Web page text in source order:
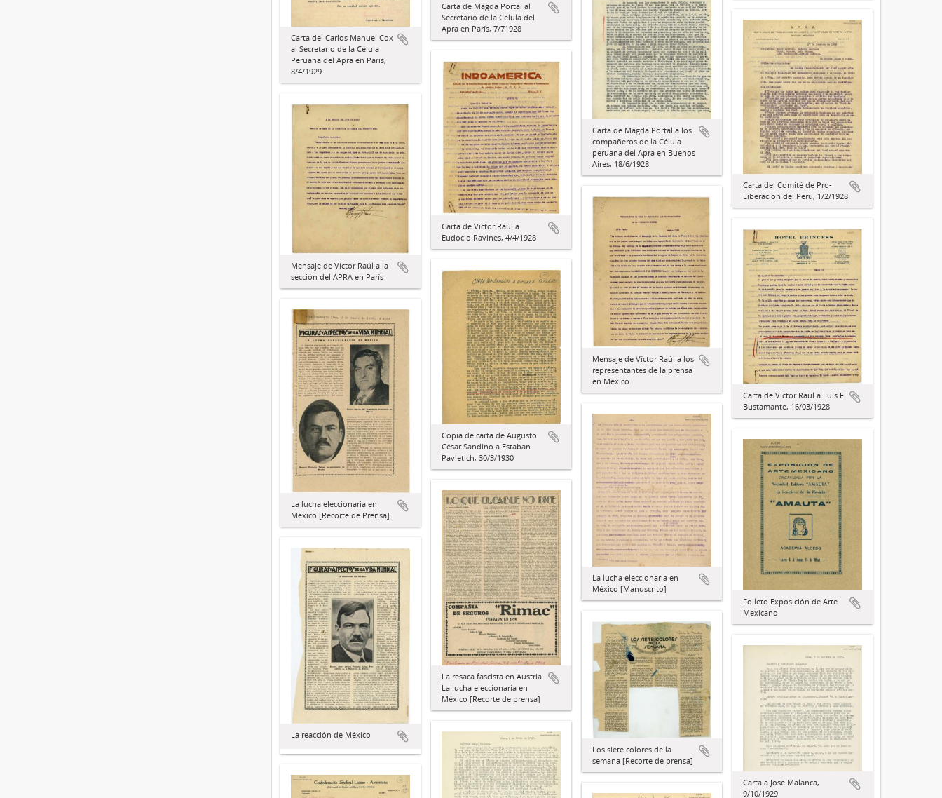
Carta de Magda Portal al
Secretario de la Célula del
Apra en París, 7/71928
Carta del Carlos Manuel Cox
al Secretario de la Célula
Peruana del Apra en París,
8/4/1929
Carta de Magda Portal a los
compañeros de la Célula
peruana del Apra en Buenos
Aires, 18/6/1928
Carta del Comité de Pro-
Liberación del Perú, 1/2/1928
Carta de Víctor Raúl a
Eudocio Ravines, 4/4/1928
Mensaje de Víctor Raúl a la
sección del APRA en París
Mensaje de Víctor Raúl a los
representantes de la prensa
en México
Carta de Víctor Raúl a Luis F.
Bustamante, 16/03/1928
Copia de carta de Augusto
César Sandino a Estaban
Pavletich, 30/3/1930
La lucha eleccionaria en
México [Recorte de Prensa]
La lucha eleccionaria en
México [Manuscrito]
Folleto Exposición de Arte
Mexicano
La resaca fascista en Austria.
La lucha eleccionaria en
México [Recorte de prensa]
La reacción de México
Los siete colores de la
semana [Recorte de prensa]
Carta a José Malanca,
9/10/1929